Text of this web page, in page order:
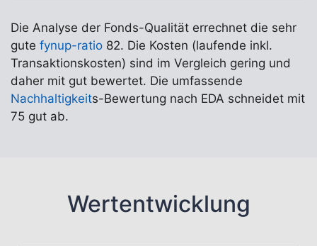
Die Analyse der Fonds-Qualität errechnet die sehr
gute fynup-ratio 82. Die Kosten (laufende inkl.
Transaktionskosten) sind im Vergleich gering und
daher mit gut bewertet. Die umfassende
Nachhaltigkeits-Bewertung nach EDA schneidet mit
75 gut ab.
Wertentwicklung